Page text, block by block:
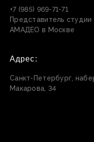
+7 (985) 969-71-71
Представитель студии
АМАДЕО в Москве
Адрес:
Санкт-Петербург,
Макарова, 34